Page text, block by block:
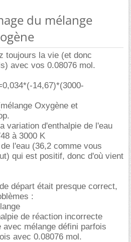
du mélange
toujours la vie (et donc
avec vos 0.08076 mol.
14,67)*(3000-
Oxygène et
variation d'enthalpie de l'eau
à 3000 K
l'eau (36,2 comme vous
qui est positif, donc d'où vient
départ était presque correct,
:
de réaction incorrecte
mélange défini parfois
avec 0.08076 mol.